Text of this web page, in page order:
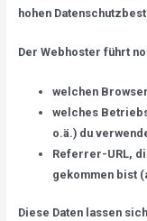
hohen
Der Webhoster führt
welchen
welches
o.ä.) du
Referrer-URL,
gekommen bist
Diese Daten lassen